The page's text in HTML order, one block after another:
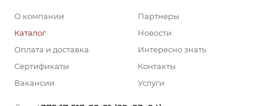
О компании
Каталог
Оплата и доставка
Сертификаты
Вакансии
Партнеры
Новости
Интересно знать
Контакты
Услуги